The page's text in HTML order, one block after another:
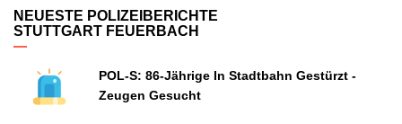
NEUESTE POLIZEIBERICHTE
STUTTGART FEUERBACH
POL-S: 86-Jährige In Stadtbahn Gestürzt -
Zeugen Gesucht